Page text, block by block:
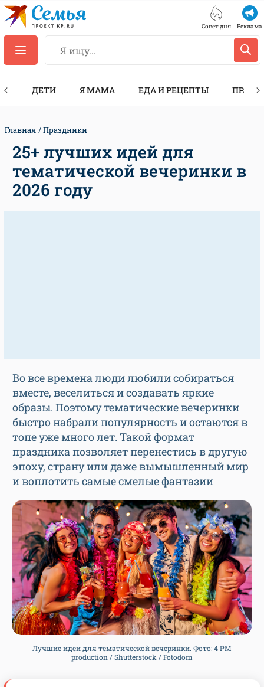
Совет дня Реклама
ДЕТИ Я МАМА ЕДА И РЕЦЕПТЫ
Главная Праздники
25+ лучших идей для
тематической вечеринки в
2026 году
Во все времена люди любили собираться
вместе, веселиться и создавать яркие
образы. Поэтому тематические вечеринки
быстро набрали популярность и остаются в
топе уже много лет. Такой формат
праздника позволяет перенестись в другую
эпоху, страну или даже вымышленный мир
и воплотить самые смелые фантазии
Лучшие идеи для тематической вечеринки. Фото: 4 PM
production / Shutterstock / Fotodom